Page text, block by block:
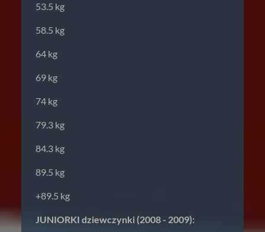
53.5 kg
58.5 kg
64 kg
69 kg
74 kg
79.3 kg
84.3 kg
89.5 kg
+89.5 kg
JUNIORKI dziewczynki (2008 - 2009):